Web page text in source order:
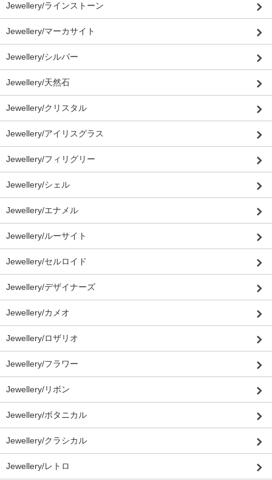
Jewellery/ラインストーン
Jewellery/マーカサイト
Jewellery/シルバー
Jewellery/天然石
Jewellery/クリスタル
Jewellery/アイリスグラス
Jewellery/フィリグリー
Jewellery/シェル
Jewellery/エナメル
Jewellery/ルーサイト
Jewellery/セルロイド
Jewellery/デザイナーズ
Jewellery/カメオ
Jewellery/ロザリオ
Jewellery/フラワー
Jewellery/リボン
Jewellery/ボタニカル
Jewellery/クラシカル
Jewellery/レトロ